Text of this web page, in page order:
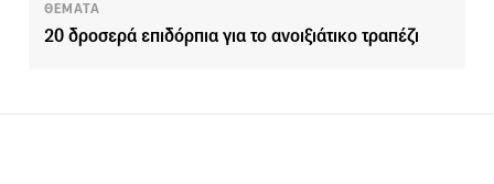
ΘΕΜΑΤΑ
20 δροσερά επιδόρπια για το ανοιξιάτικο τραπέζι